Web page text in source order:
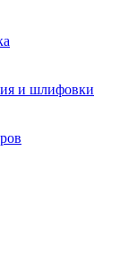
и шлифовки